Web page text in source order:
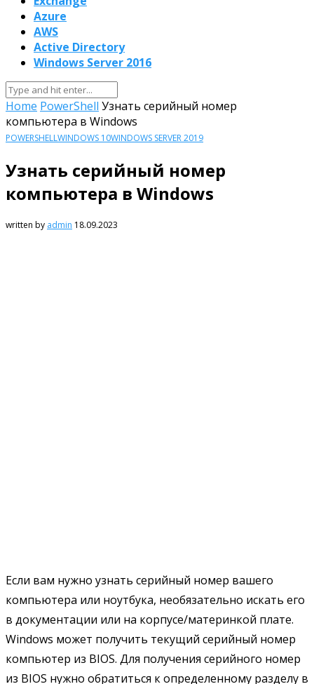
Azure
AWS
Active Directory
Windows Server 2016
Home PowerShell Узнать серийный номер
компьютера в Windows
POWERSHELLWINDOWS 10WINDOWS SERVER 2019
Узнать серийный номер
компьютера в Windows
written by admin 18.09.2023
Если вам нужно узнать серийный номер вашего
компьютера или ноутбука, необязательно искать его
в документации или на корпусе/материнкой плате.
Windows может получить текущий серийный номер
компьютер из BIOS. Для получения серийного номер
из BIOS нужно обратиться к определенному разделу в